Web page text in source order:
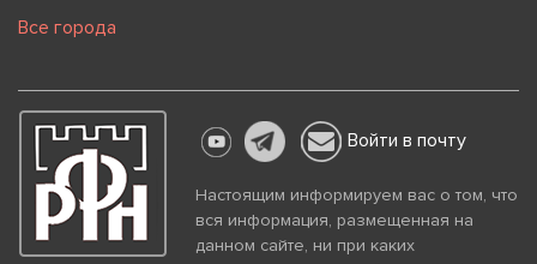
Все города
Войти в почту
Настоящим информируем вас о том, что
вся информация, размещенная на
данном сайте, ни при каких